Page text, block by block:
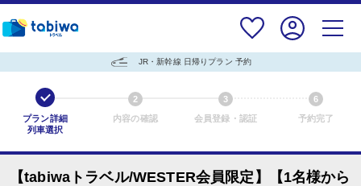
JR・新幹線 日帰りプラン 予約
1
プラン詳細
列車選択
2
内容の確認
3
会員登録・認証
6
予約完了
【tabiwaトラベル/WESTER会員限定】【1名様から